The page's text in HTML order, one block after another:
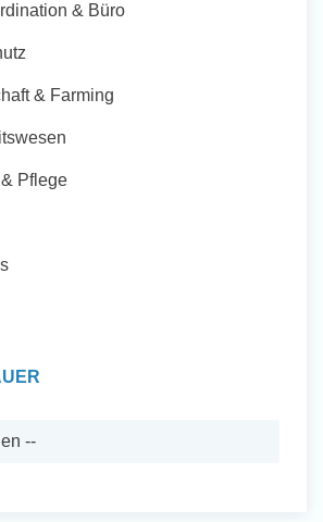
& Büro
& Farming
Pflege